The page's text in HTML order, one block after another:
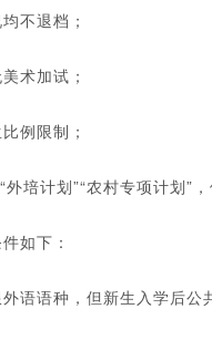
不退档；
术加试；
例限制；
外培计划”“农村专项计划
如下：
外语语种，但新生入学后